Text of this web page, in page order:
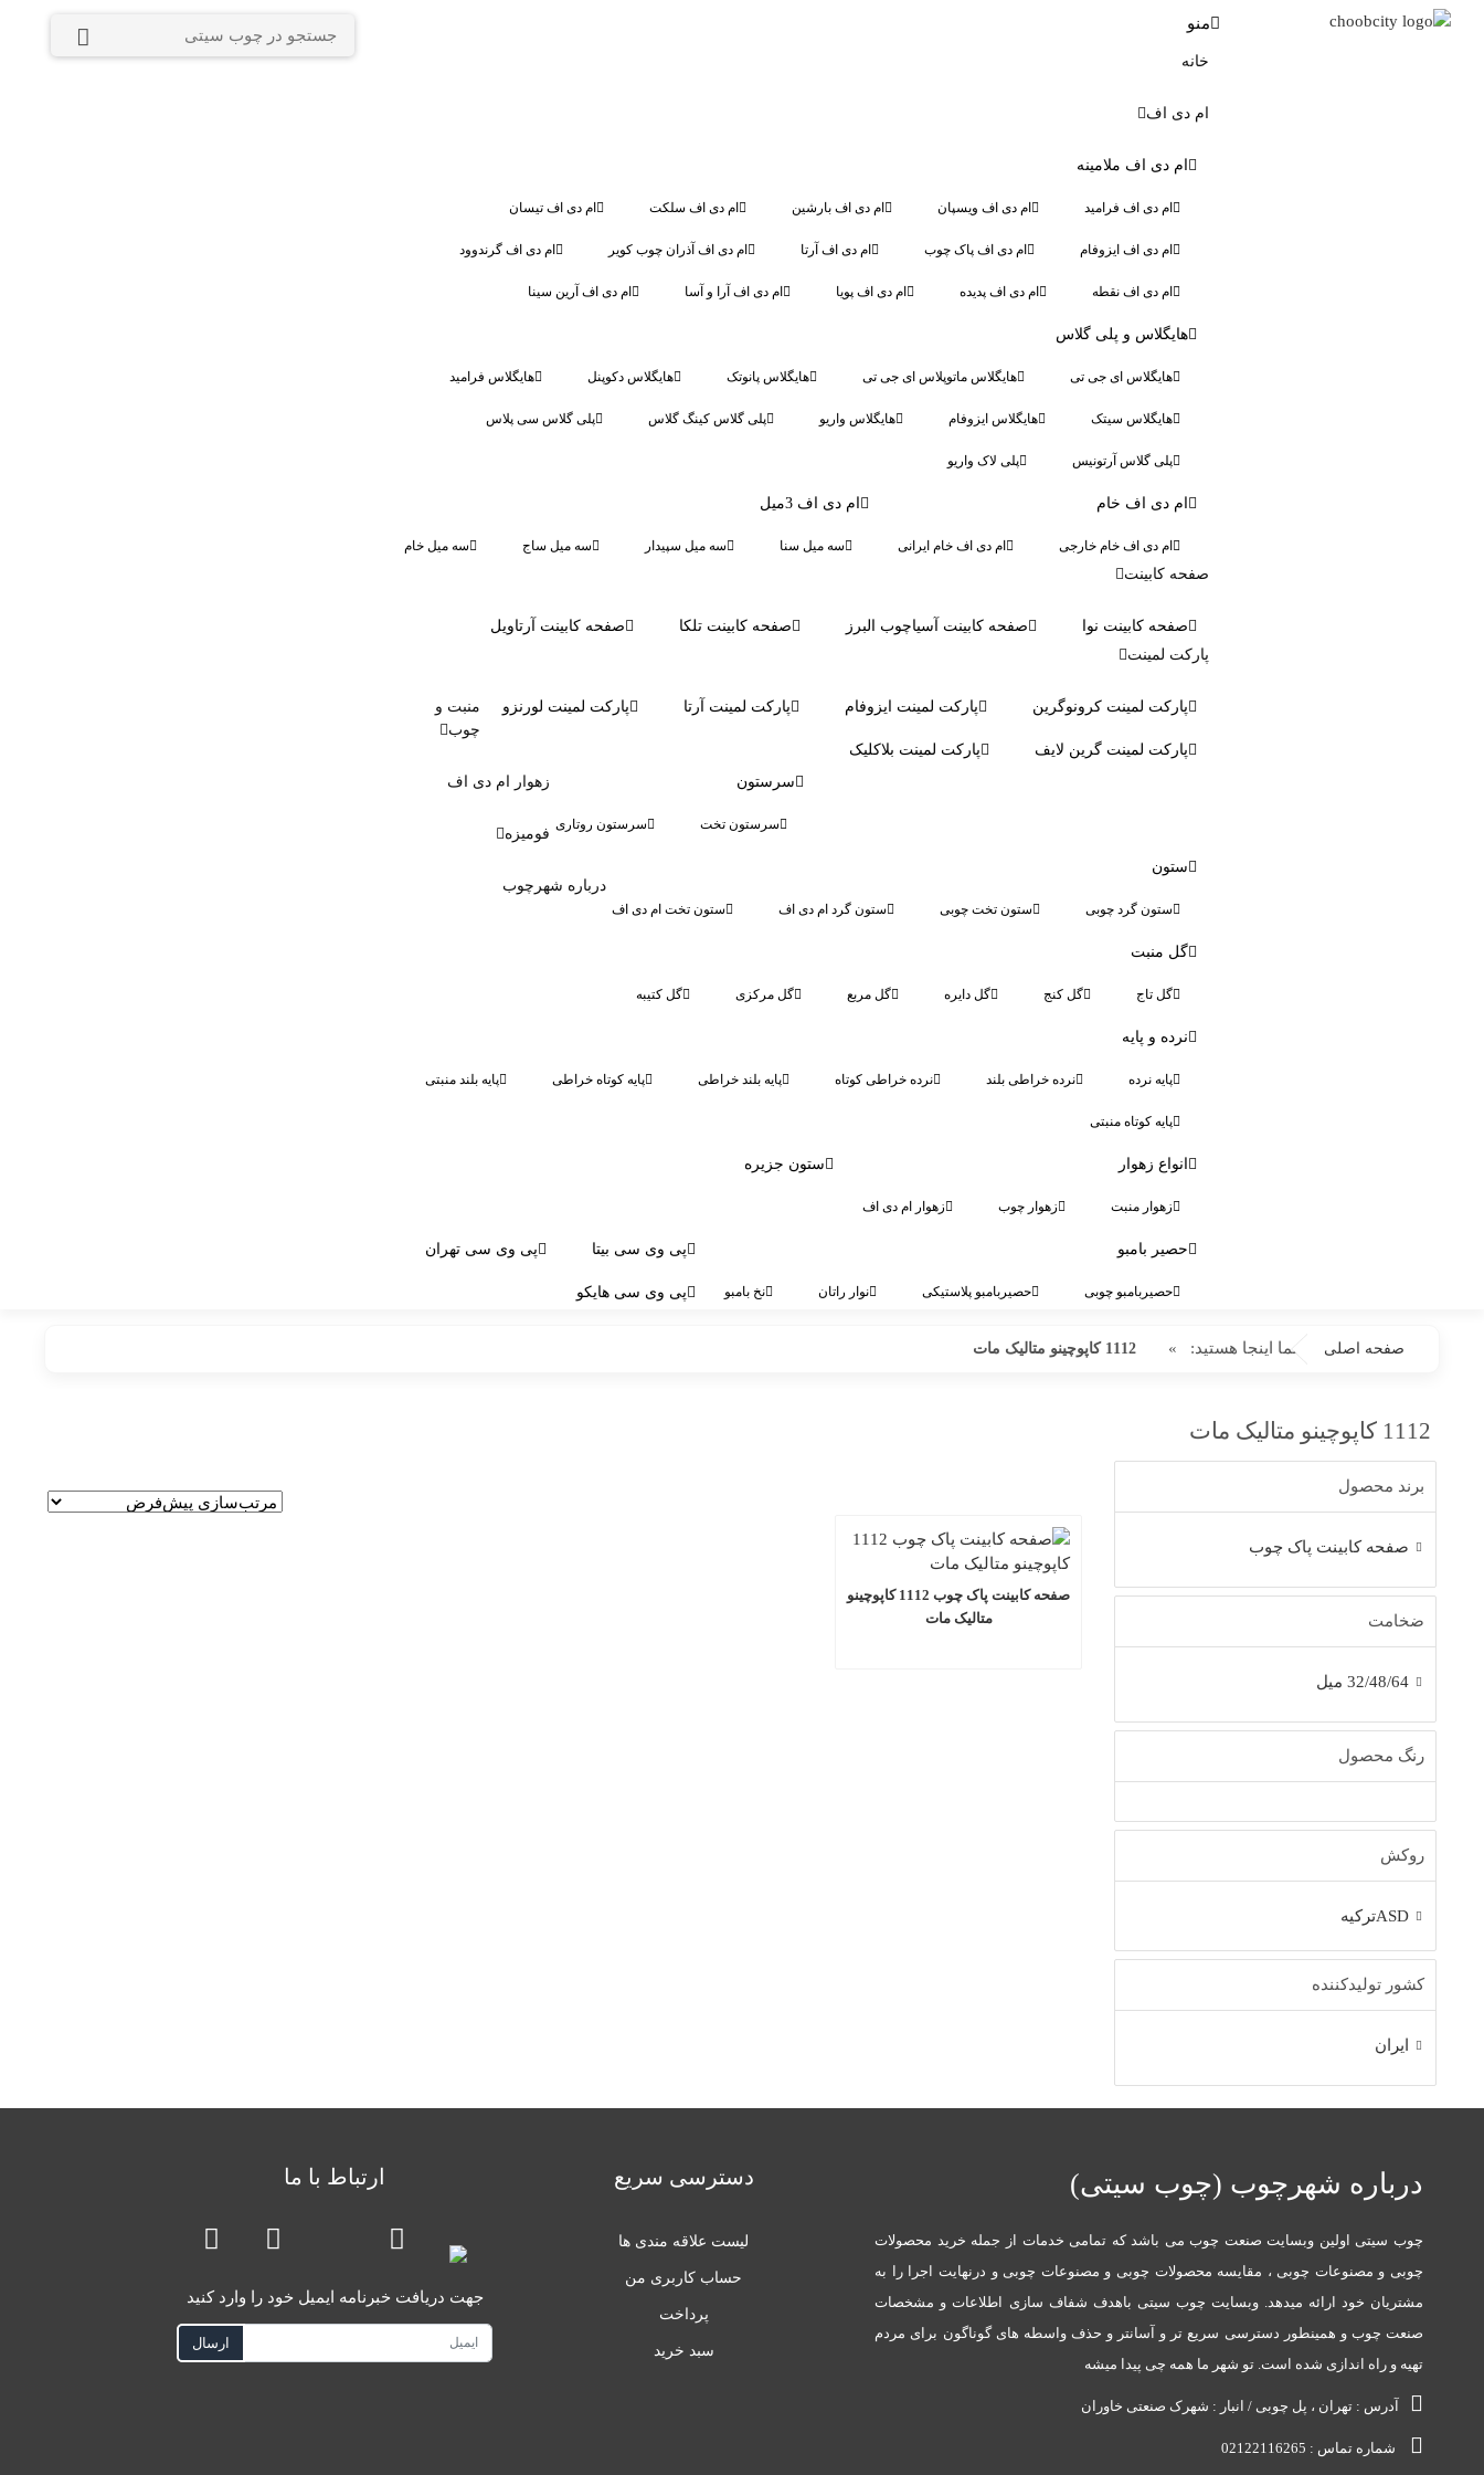
منو
خانه
ام دی اف
ام دی اف ملامینه
ام دی اف فرامید ام دی اف ویسپان ام دی اف بارشین ام دی اف سلکت ام دی اف تیسان
ام دی اف ایزوفام ام دی اف پاک چوب ام دی اف آرتا ام دی اف آذران چوب کویر ام دی اف گرندوود
ام دی اف نقطه ام دی اف پدیده ام دی اف پویا ام دی اف آرا و آسا ام دی اف آرین سینا
هایگلاس و پلی گلاس
هایگلاس ای جی تی هایگلاس ماتوپلاس ای جی تی هایگلاس پانوتک هایگلاس دکوپنل هایگلاس فرامید
هایگلاس سیتک هایگلاس ایزوفام هایگلاس واریو پلی گلاس کینگ گلاس پلی گلاس سی پلاس
پلی گلاس آرتونیس پلی لاک واریو
ام دی اف خام
ام دی اف خام خارجی ام دی اف خام ایرانی
ام دی اف 3میل
سه میل سنا سه میل سپیدار سه میل ساج سه میل خام
صفحه کابینت
صفحه کابینت نوا صفحه کابینت آسیاچوب البرز صفحه کابینت تلکا
صفحه کابینت آرتاویل
پارکت لمینت
پارکت لمینت کرونوگرین پارکت لمینت ایزوفام پارکت لمینت آرتا پارکت لمینت لورنزو
پارکت لمینت گرین لایف پارکت لمینت بلاکلیک
منبت و
چوب
سرستون
سرستون تخت سرستون روتاری
ستون
ستون گرد چوبی ستون تخت چوبی ستون گرد ام دی اف ستون تخت ام دی اف
گل منبت
گل تاج گل کنج گل دایره گل مربع گل مرکزی گل کتیبه
نرده و پایه
پایه نرده نرده خراطی بلند نرده خراطی کوتاه پایه بلند خراطی پایه کوتاه خراطی پایه بلند منبتی
پایه کوتاه منبتی
انواع زهوار
زهوار منبت زهوار چوب زهوار ام دی اف
ستون جزیره
حصیر بامبو
حصیربامبو چوبی حصیربامبو پلاستیکی نوار راتان نخ بامبو
زهوار ام دی اف
فومیزه
پی وی سی بیتا پی وی سی تهران
پی وی سی هایکو
درباره شهرچوب
شما اینجا هستید: صفحه اصلی » 1112 کاپوچینو متالیک مات
1112 کاپوچینو متالیک مات
برند محصول
صفحه کابینت پاک چوب
ضخامت
32/48/64 میل
رنگ محصول
روکش
ASDترکیه
کشور تولیدکننده
ایران
صفحه کابینت پاک چوب 1112 کاپوچینو
متالیک مات
درباره شهرچوب (چوب سیتی)
چوب سیتی اولین وبسایت صنعت چوب می باشد که تمامی خدمات از جمله خرید محصولات
چوبی و مصنوعات چوبی ، مقایسه محصولات چوبی و مصنوعات چوبی و درنهایت اجرا را به
مشتریان خود ارائه میدهد. وبسایت چوب سیتی باهدف شفاف سازی اطلاعات و مشخصات
صنعت چوب و همینطور دسترسی سریع تر و آسانتر و حذف واسطه های گوناگون برای مردم
تهیه و راه اندازی شده است. تو شهر ما همه چی پیدا میشه
آدرس : تهران ، پل چوبی / انبار : شهرک صنعتی خاوران
شماره تماس : 02122116265
دسترسی سریع
لیست علاقه مندی ها
حساب کاربری من
پرداخت
سبد خرید
ارتباط با ما
جهت دریافت خبرنامه ایمیل خود را وارد کنید
ارسال